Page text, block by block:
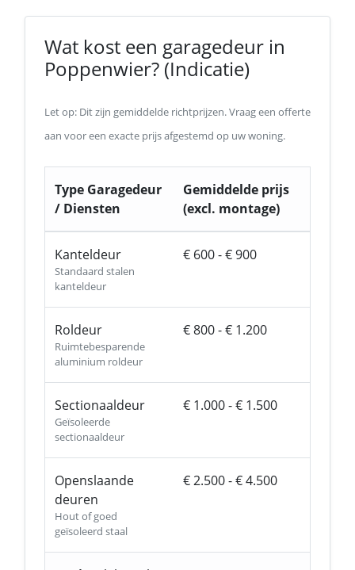
Wat kost een garagedeur in
Poppenwier? (Indicatie)
Let op: Dit zijn gemiddelde richtprijzen. Vraag een offerte
aan voor een exacte prijs afgestemd op uw woning.
Type Garagedeur
/ Diensten
Gemiddelde prijs
(excl. montage)
Kanteldeur
Standaard stalen
kanteldeur
€ 600 - € 900
Roldeur
Ruimtebesparende
aluminium roldeur
€ 800 - € 1.200
Sectionaaldeur
Geïsoleerde
sectionaaldeur
€ 1.000 - € 1.500
Openslaande
deuren
Hout of goed
geïsoleerd staal
€ 2.500 - € 4.500